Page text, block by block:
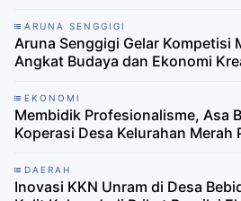
ARUNA SENGGIGI
Aruna Senggigi Gelar Kompetisi
Angkat Budaya dan Ekonomi
EKONOMI
Membidik Profesionalisme, Asa
Koperasi Desa Kelurahan Merah
DAERAH
Inovasi KKN Unram di Desa